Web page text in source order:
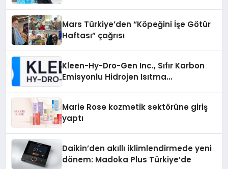
Mars Türkiye’den “Köpeğini İşe Götür
Haftası” çağrısı
Kleen-Hy-Dro-Gen Inc., Sıfır Karbon
Emisyonlu Hidrojen Isıtma
Marie Rose kozmetik sektörüne giriş
yaptı
Daikin’den akıllı iklimlendirmede yeni
dönem: Madoka Plus Türkiye’de